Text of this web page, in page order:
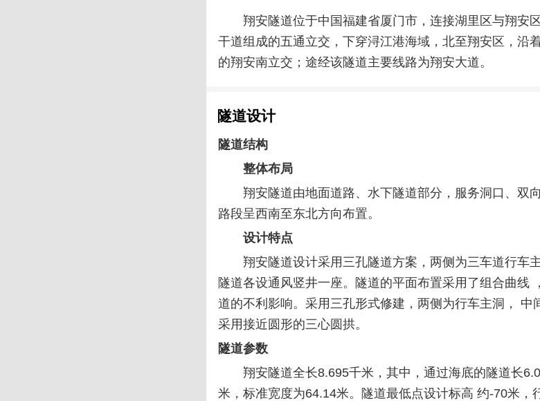
翔安隧道位于中国福建省厦门市，连接湖里区与翔安
干道组成的五通立交，下穿浔江港海域，北至翔安区，沿
的翔安南立交；途经该隧道主要线路为翔安大道。
隧道设计
隧道结构
整体布局
翔安隧道由地面道路、水下隧道部分，服务洞口、双
路段呈西南至东北方向布置。
设计特点
翔安隧道设计采用三孔隧道方案，两侧为三车道行车
隧道各设通风竖井一座。隧道的平面布置采用了组合曲线
道的不利影响。采用三孔形式修建，两侧为行车主洞， 中
采用接近圆形的三心圆拱。
隧道参数
翔安隧道全长8.695千米，其中，通过海底的隧道长
米，标准宽度为64.14米。隧道最低点设计标高 约-70米，